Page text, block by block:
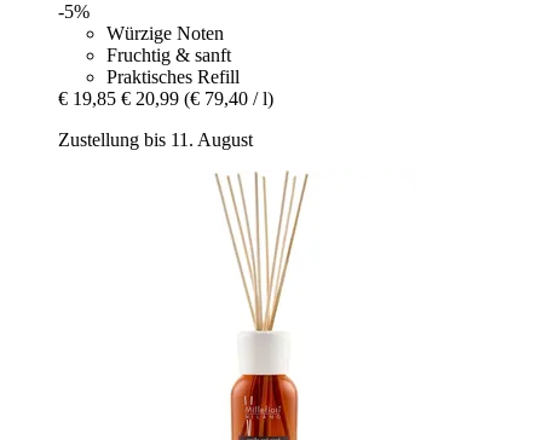
-5%
Würzige Noten
Fruchtig & sanft
Praktisches Refill
€ 19,85 € 20,99 (€ 79,40 / l)
Zustellung bis 11. August